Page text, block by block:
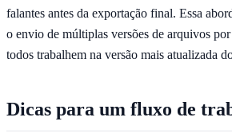
falantes antes da exportação final. Essa
o envio de múltiplas versões de arquivos
todos trabalhem na versão mais atualizada
Dicas para um fluxo de